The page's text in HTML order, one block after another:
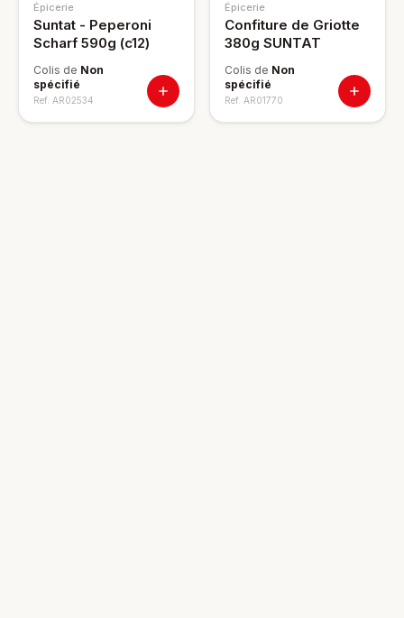
Épicerie
Suntat - Peperoni
Scharf 590g (c12)
Colis de Non
spécifié
Ref. AR02534
Épicerie
Confiture de Griotte
380g SUNTAT
Colis de Non
spécifié
Ref. AR01770